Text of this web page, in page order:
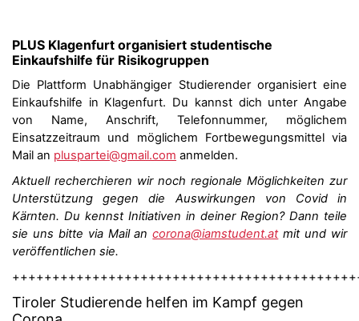
PLUS Klagenfurt organisiert studentische
Einkaufshilfe für Risikogruppen
Die Plattform Unabhängiger Studierender organisiert eine
Einkaufshilfe in Klagenfurt. Du kannst dich unter Angabe
von Name, Anschrift, Telefonnummer, möglichem
Einsatzzeitraum und möglichem Fortbewegungsmittel via
Mail an pluspartei@gmail.com anmelden.
Aktuell recherchieren wir noch regionale Möglichkeiten zur
Unterstützung gegen die Auswirkungen von Covid in
Kärnten. Du kennst Initiativen in deiner Region? Dann teile
sie uns bitte via Mail ancorona@iamstudent.atmit und wir
veröffentlichen sie.
Tiroler Studierende helfen im Kampf gegen